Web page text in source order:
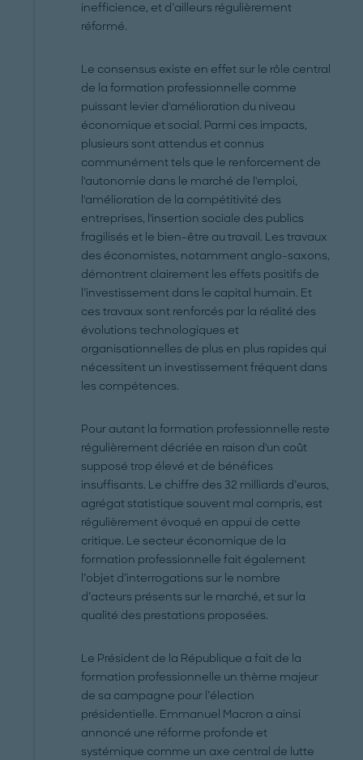
inefficience, et d’ailleurs régulièrement
réformé.
Le consensus existe en effet sur le rôle central
de la formation professionnelle comme
puissant levier d'amélioration du niveau
économique et social. Parmi ces impacts,
plusieurs sont attendus et connus
communément tels que le renforcement de
l'autonomie dans le marché de l'emploi,
l'amélioration de la compétitivité des
entreprises, l'insertion sociale des publics
fragilisés et le bien-être au travail. Les travaux
des économistes, notamment anglo-saxons,
démontrent clairement les effets positifs de
l’investissement dans le capital humain. Et
ces travaux sont renforcés par la réalité des
évolutions technologiques et
organisationnelles de plus en plus rapides qui
nécessitent un investissement fréquent dans
les compétences.
Pour autant la formation professionnelle reste
régulièrement décriée en raison d'un coût
supposé trop élevé et de bénéfices
insuffisants. Le chiffre des 32 milliards d’euros,
agrégat statistique souvent mal compris, est
régulièrement évoqué en appui de cette
critique. Le secteur économique de la
formation professionnelle fait également
l’objet d’interrogations sur le nombre
d’acteurs présents sur le marché, et sur la
qualité des prestations proposées.
Le Président de la République a fait de la
formation professionnelle un thème majeur
de sa campagne pour l’élection
présidentielle. Emmanuel Macron a ainsi
annoncé une réforme profonde et
systémique comme un axe central de lutte